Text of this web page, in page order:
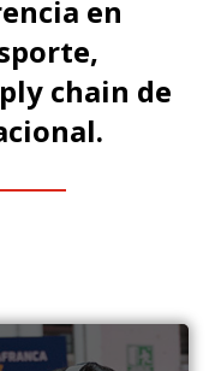
en
chain de